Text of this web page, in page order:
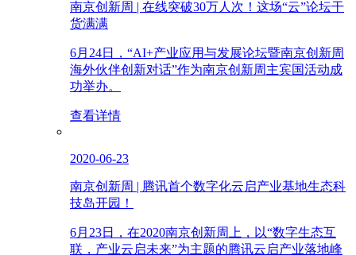
南京创新周 | 在线突破30万人次！这场“云”论坛干
货满满
6月24日，“AI+产业应用与发展论坛暨南京创新周
海外伙伴创新对话”作为南京创新周主宾国活动成
功举办。
查看详情
2020-06-23
南京创新周 | 腾讯首个数字化云启产业基地生态科
技岛开园！
6月23日，在2020南京创新周上，以“数字生态互
联，产业云启未来”为主题的腾讯云启产业落地峰